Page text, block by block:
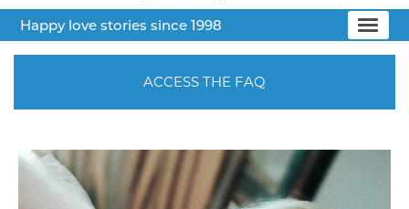
Happy love stories since 1998
ACCESS THE FAQ